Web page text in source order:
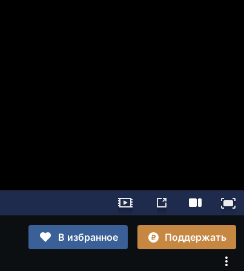
В избранное
Поддержать